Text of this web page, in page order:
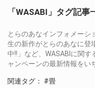
「WASABI」タグ記事
とらのあなインフォメーシ
生の新作がとらのあなに登
中!!」など、WASABIに関
ャンペーンの最新情報をい
関連タグ： #畳